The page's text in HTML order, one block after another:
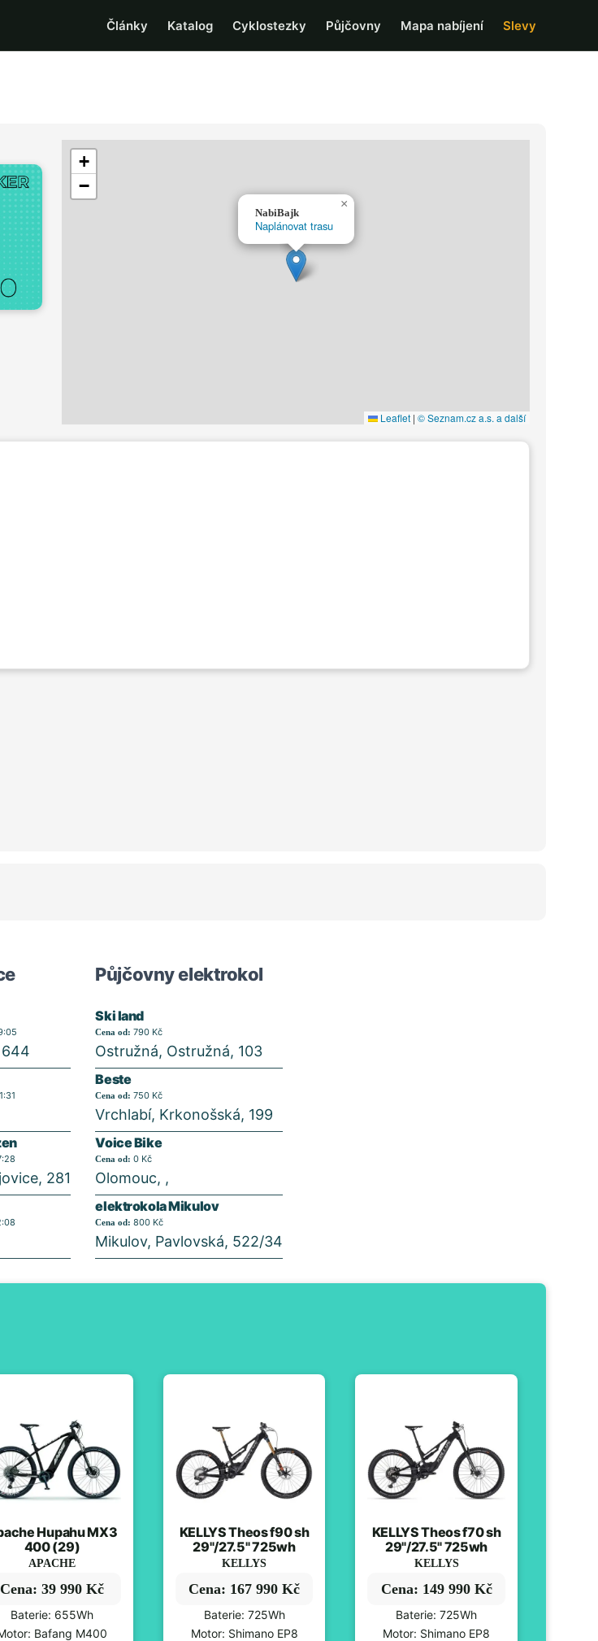
Články Katalog Cyklostezky Půjčovny Mapa nabíjení Slevy
NabiBajk
Naplánovat trasu
×
+
−
Leaflet | © Seznam.cz a.s. a další
644
281
Půjčovny elektrokol
Ski land
Cena od: 790 Kč
Ostružná, Ostružná, 103
Beste
Cena od: 750 Kč
Vrchlabí, Krkonošská, 199
Voice Bike
Cena od: 0 Kč
Olomouc, ,
elektrokola Mikulov
Cena od: 800 Kč
Mikulov, Pavlovská, 522/34
Hupahu MX3
400 (29)
APACHE
Cena: 39 990 Kč
Baterie: 655Wh
Bafang M400
KELLYS Theos f90 sh
29"/27.5" 725wh
KELLYS
Cena: 167 990 Kč
Baterie: 725Wh
Motor: Shimano EP8
KELLYS Theos f70 sh
29"/27.5" 725wh
KELLYS
Cena: 149 990 Kč
Baterie: 725Wh
Motor: Shimano EP8